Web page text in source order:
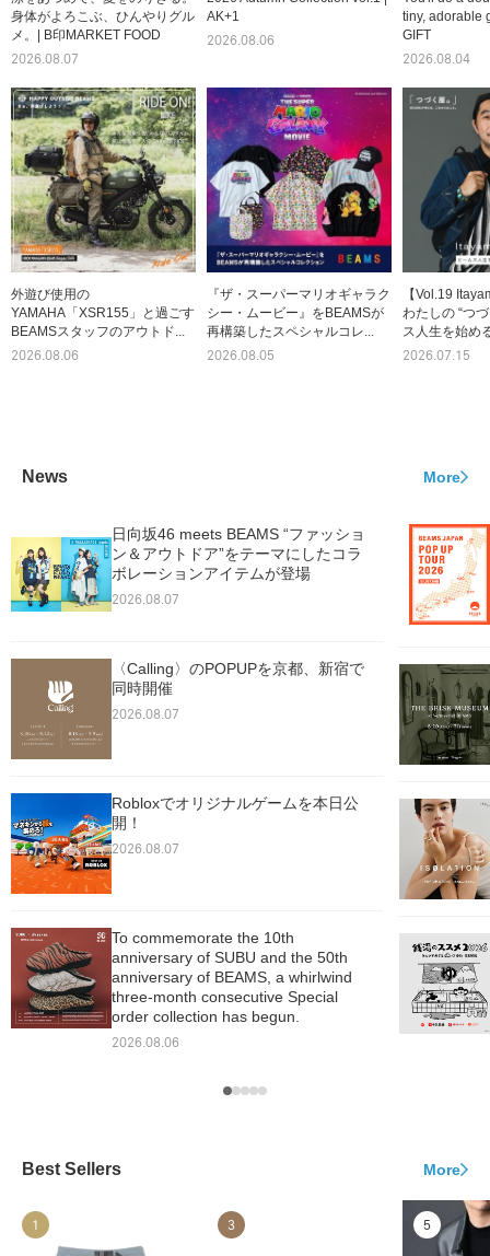
身体がよろこぶ、ひんやりグル
メ。| B印MARKET FOOD
2026.08.07
外遊び使用の
YAMAHA「XSR155」と過ごす
BEAMSスタッフのアウトド...
2026.08.06
AK+1
2026.08.06
『ザ・スーパーマリオギャラク
シー・ムービー』をBEAMSが
再構築したスペシャルコレ...
2026.08.05
tiny, adorable
GIFT
2026.08.04
【Vol.19
わたしの “つ
ス人生を始め
2026.07.15
News More
日向坂46 meets BEAMS “ファッショ
ン＆アウトドア”をテーマにしたコラ
ボレーションアイテムが登場
2026.08.07
〈Calling〉のPOPUPを京都、新宿で
同時開催
2026.08.07
Robloxでオリジナルゲームを本日公
開！
2026.08.07
To commemorate the 10th
anniversary of SUBU and the 50th
anniversary of BEAMS, a whirlwind
three-month consecutive Special
order collection has begun.
2026.08.06
Best Sellers More
1 3 5